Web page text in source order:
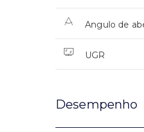
Angulo de
UGR
Desempenho